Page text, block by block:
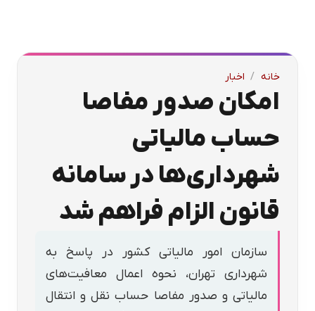
خانه / اخبار
امکان صدور مفاصا
حساب مالیاتی
شهرداری‌ها در سامانه
قانون الزام فراهم شد
سازمان امور مالیاتی کشور در پاسخ به
شهرداری تهران، نحوه اعمال معافیت‌های
مالیاتی و صدور مفاصا حساب نقل و انتقال